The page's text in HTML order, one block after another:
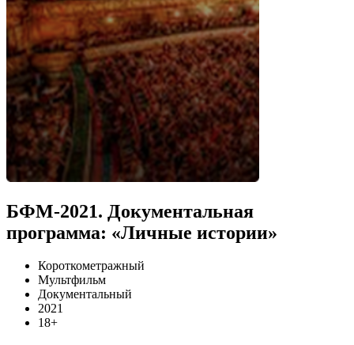
БФМ-2021. Документальная
программа: «Личные истории»
Короткометражный
Мультфильм
Документальный
2021
18+